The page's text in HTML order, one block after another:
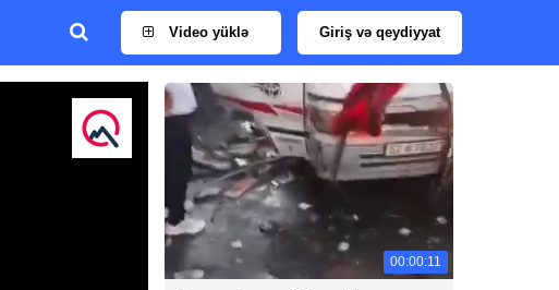
Video yüklə Giriş və qeydiyyat
00:00:11